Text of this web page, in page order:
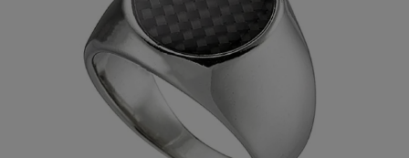
LOG IN
CREATE AN ACCOUNT